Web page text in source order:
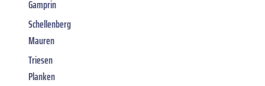
Gamprin
Schellenberg
Mauren
Triesen
Planken